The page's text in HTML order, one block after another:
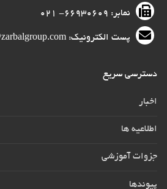
نمابر: ۶۶۹۳۰۶۰۹- ۰۲۱
پست الکترونیک: info@zarbalgroup.com
دسترسی سریع
اخبار
اطلاعیه ها
جزوات آموزشی
پیوندها